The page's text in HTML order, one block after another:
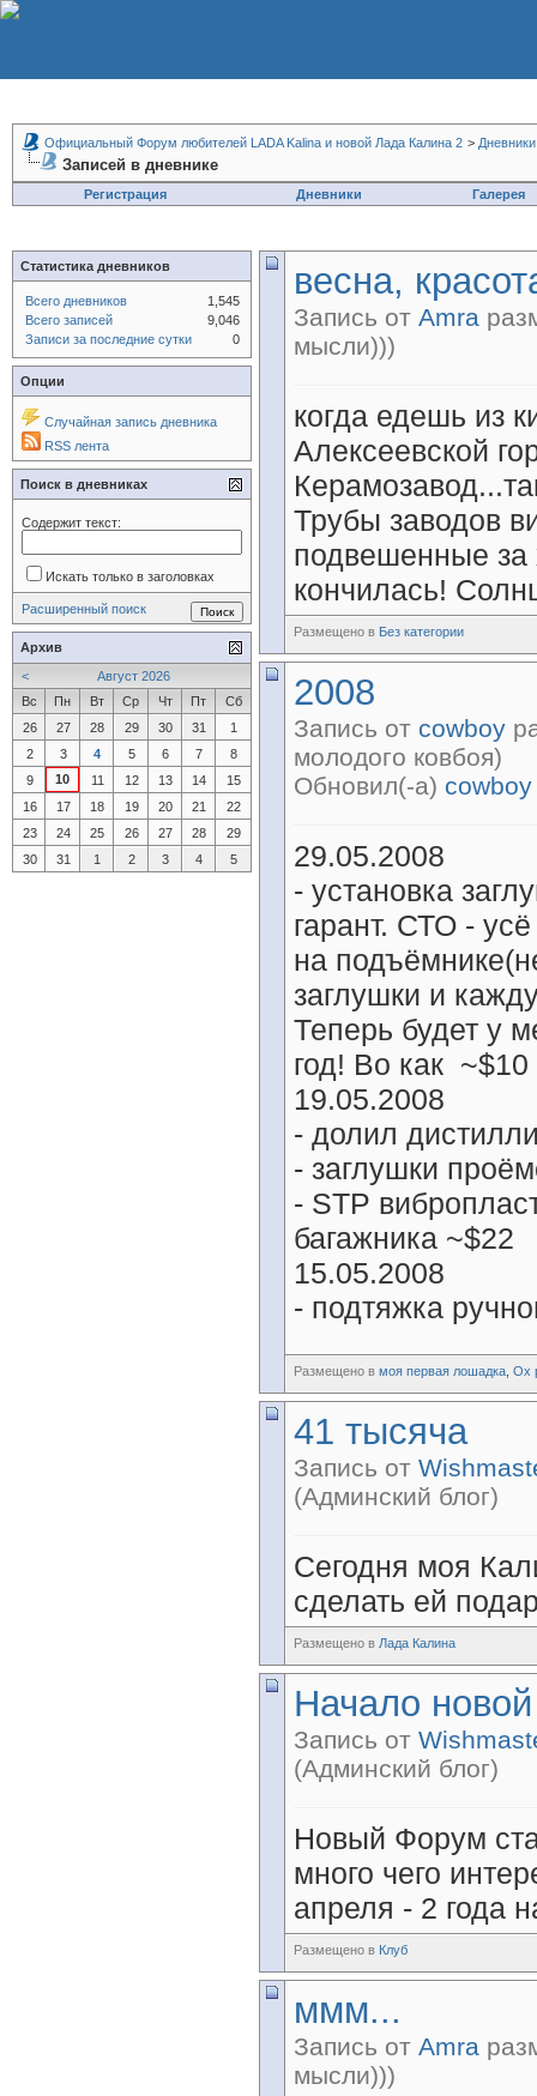
Официальный Форум любителей LADA Kalina и новой Лада Калина 2 > Дневники
Записей в дневнике
Регистрация Дневники Галерея
весна,
Запись от Amra
мысли)))
когда едешь из
Алексеевской
Трубы заводов
подвешенные за
кончилась!
Размещено в Без категории
2008
Запись от cowboy
молодого ковбоя)
Обновил(-а) cowboy
29.05.2008
- установка
гарант. СТО -
на
заглушки и
Теперь будет у
год! Во как ~$10
19.05.2008
- долил
- заглушки
- STP
багажника ~$22
15.05.2008
- подтяжка
Размещено в моя первая лошадка Ох
41 тысяча
Запись от
(Админский блог)
Сегодня моя
сделать ей
Размещено в Лада Калина
Начало
Запись от
(Админский блог)
Новый Форум
много чего
апреля - 2 года
Размещено в Клуб
ммм...
Запись от Amra
мысли)))
Статистика дневников
Всего дневников
1,545
Всего записей
9,046
Записи за последние сутки
0
Опции
Случайная запись дневника
RSS лента
Поиск в дневниках
Содержит текст:
Искать только в заголовках
Расширенный поиск
Архив
<
Август 2026
Вс
Пн Вт Ср Чт Пт
Сб
26
27 28 29 30 31
1
2
3 4 5 6 7
8
9
10 11 12 13 14
15
16
17 18 19 20 21
22
23
24 25 26 27 28
29
30
31 1 2 3 4 5